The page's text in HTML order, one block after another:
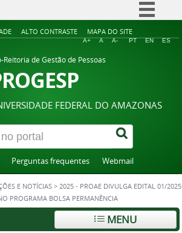
Simplifique!
Acesso à informação
Legislação
Canais
ALTO CONTRASTE MAPA DO SITE
A+ A A- PT EN ES
Reitoria de Gestão de Pessoas
FEDERAL DO AMAZONAS
Perguntas frequentes Webmail
E NOTÍCIAS > 2025 - PROAE DIVULGA EDITAL 01/2025
PROGRAMA BOLSA PERMANÊNCIA
MENU